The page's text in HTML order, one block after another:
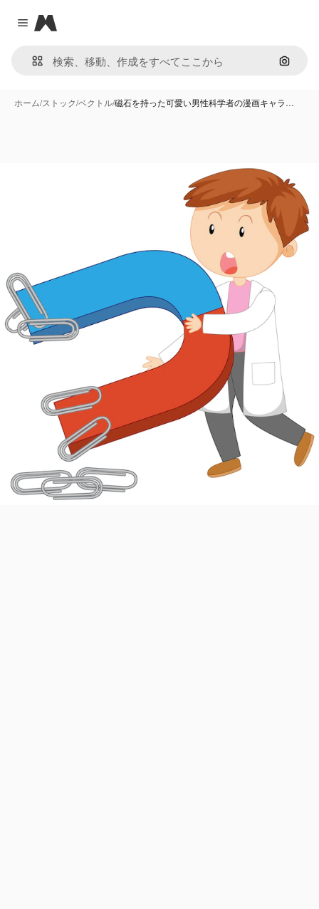
Close menu
Magnific
画像で
ホーム/ストック/ベクトル/磁石を持った可愛い男性科学者の漫画キャラ…